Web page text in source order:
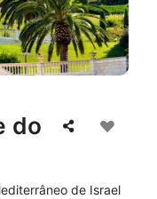
do
de Israel